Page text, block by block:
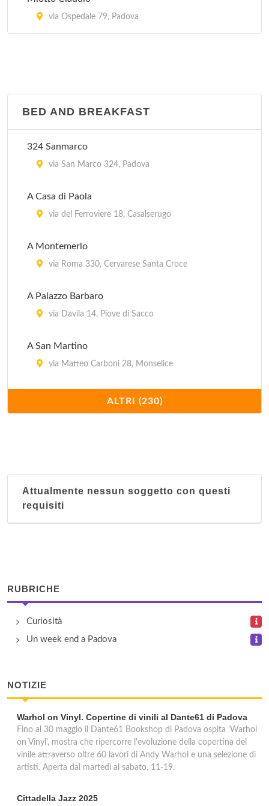
via Ospedale 79, Padova
BED AND BREAKFAST
324 Sanmarco
via San Marco 324, Padova
A Casa di Paola
via del Ferroviere 18, Casalserugo
A Montemerlo
via Roma 330, Cervarese Santa Croce
A Palazzo Barbaro
via Davila 14, Piove di Sacco
A San Martino
via Matteo Carboni 28, Monselice
via Liviana 99, Torreglia
Ai Salici
Al Collina Tranquilla
Al Ponte (Bartolami Andrea)
ALTRI (230)
Attualmente nessun soggetto con questi
requisiti
RUBRICHE
Curiosità
Un week end a Padova
NOTIZIE
Warhol on Vinyl. Copertine di vinili al Dante61 di Padova
Fino al 30 maggio il Dante61 Bookshop di Padova ospita 'Warhol
on Vinyl', mostra che ripercorre l'evoluzione della copertina del
vinile attraverso oltre 60 lavori di Andy Warhol e una selezione di
artisti. Aperta dal martedì al sabato, 11-19.
Cittadella Jazz 2025